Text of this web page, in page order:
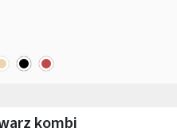
schwarz
rot
kombi